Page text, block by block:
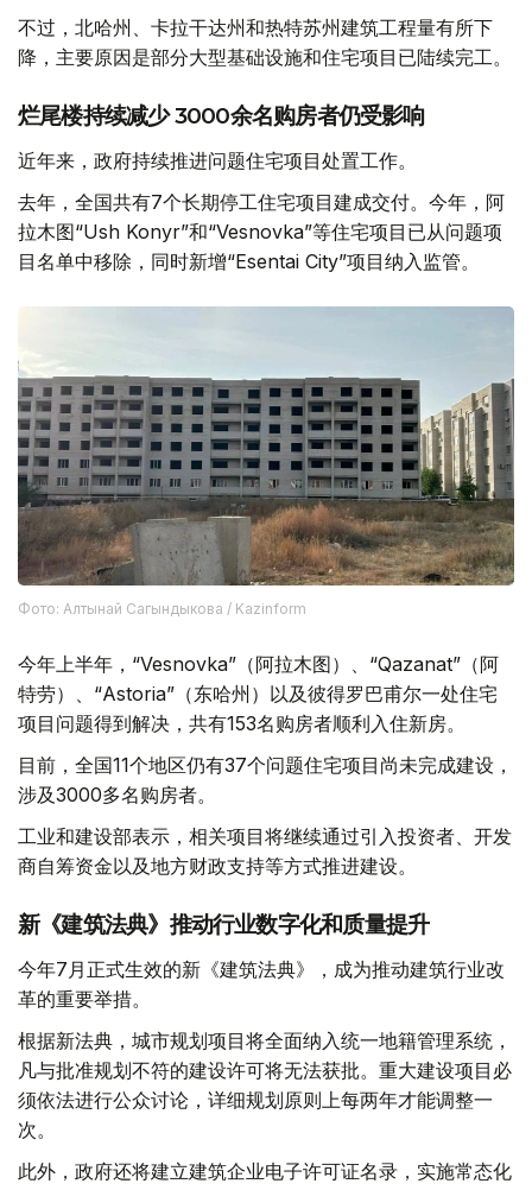
不过，北哈州、卡拉干达州和热特苏州建筑工程量有所下
降，主要原因是部分大型基础设施和住宅项目已陆续完工。
烂尾楼持续减少 3000余名购房者仍受影响
近年来，政府持续推进问题住宅项目处置工作。
去年，全国共有7个长期停工住宅项目建成交付。今年，阿
拉木图“Ush Konyr”和“Vesnovka”等住宅项目已从问题项
目名单中移除，同时新增“Esentai City”项目纳入监管。
Фото: Алтынай Сагындыкова / Kazinform
今年上半年，“Vesnovka”（阿拉木图）、“Qazanat”（阿
特劳）、“Astoria”（东哈州）以及彼得罗巴甫尔一处住宅
项目问题得到解决，共有153名购房者顺利入住新房。
目前，全国11个地区仍有37个问题住宅项目尚未完成建设，
涉及3000多名购房者。
工业和建设部表示，相关项目将继续通过引入投资者、开发
商自筹资金以及地方财政支持等方式推进建设。
新《建筑法典》推动行业数字化和质量提升
今年7月正式生效的新《建筑法典》，成为推动建筑行业改
革的重要举措。
根据新法典，城市规划项目将全面纳入统一地籍管理系统，
凡与批准规划不符的建设许可将无法获批。重大建设项目必
须依法进行公众讨论，详细规划原则上每两年才能调整一
次。
此外，政府还将建立建筑企业电子许可证名录，实施常态化